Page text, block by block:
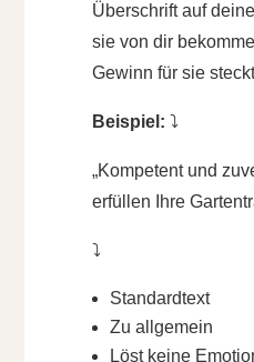
Überschrift auf
sie von dir
Gewinn für sie
Beispiel: ⤵️
„Kompetent und
erfüllen Ihre
⤵️
Standardtext
Zu allgemein
Löst keine